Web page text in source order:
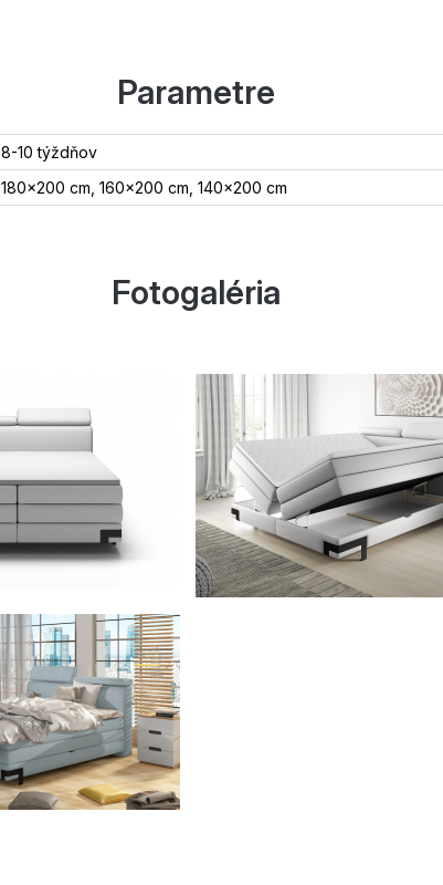
Parametre
8-10 týždňov
180x200 cm, 160x200 cm, 140x200 cm
Fotogaléria